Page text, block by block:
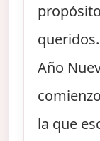
Año
la que